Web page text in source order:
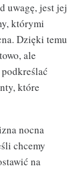
uwagę, jest jej
którymi
Dzięki temu
ale
które
nocna
chcemy
na